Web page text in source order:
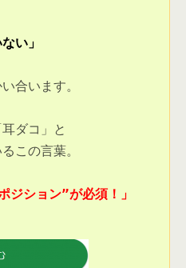
い」
合います。
この言葉。
ジション”が必須！」